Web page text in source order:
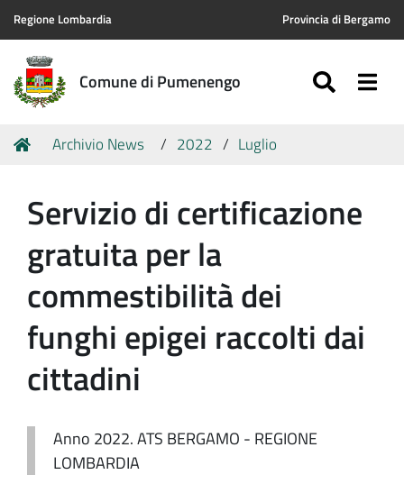
Regione Lombardia Provincia di Bergamo
Comune di Pumenengo
Tu
Home
Archivio News 2022 Luglio
Servizio di certificazione
gratuita per la
commestibilità dei
funghi epigei raccolti dai
cittadini
Anno 2022. ATS BERGAMO - REGIONE
LOMBARDIA